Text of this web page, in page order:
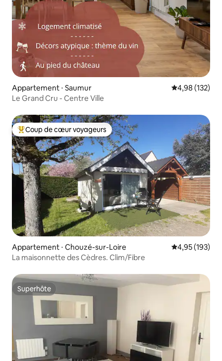
Appartement ⋅ Saumur Évaluation
4,98 (132)
Le Grand Cru - Centre Ville
Coups de cœur voyageurs les plus appréciés
Coup de cœur voyageurs
Appartement ⋅ Chouzé-sur-Loire Évaluation
4,95 (193)
La maisonnette des Cèdres. Clim/Fibre
Superhôte
Superhôte